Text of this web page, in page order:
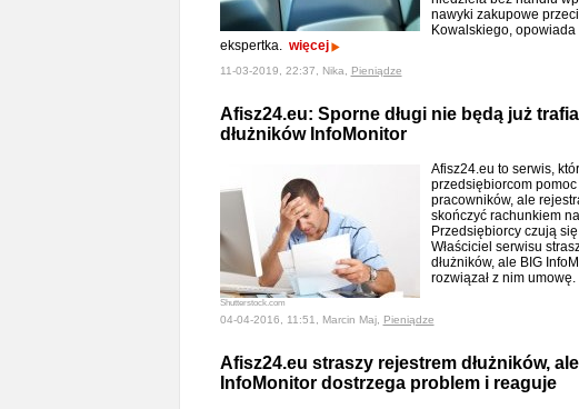
nawyki zakupowe
Kowalskiego, opowiada
ekspertka. więcej
11-03-2019, 22:37, Nika, Pieniądze
Afisz24.eu: Sporne długi nie będą już
dłużników InfoMonitor
Shutterstock.com
Afisz24.eu to serwis,
przedsiębiorcom
pracowników, ale
skończyć rachunkiem
Przedsiębiorcy czują
Właściciel serwisu
dłużników, ale BIG
rozwiązał z nim umowę.
04-04-2016, 11:51, Marcin Maj, Pieniądze
Afisz24.eu straszy rejestrem dłużników,
InfoMonitor dostrzega problem i reaguje